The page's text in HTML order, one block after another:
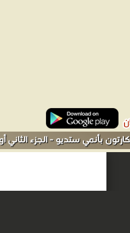
بأنمي ستديو - الجزء الثاني